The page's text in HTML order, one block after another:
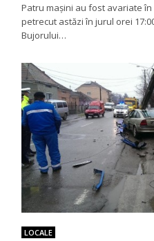
Patru maşini au fost avariate
petrecut astăzi în jurul orei
Bujorului…
LOCALE